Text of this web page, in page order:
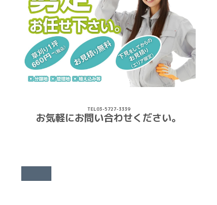
TEL03-5727-3339
お気軽にお問い合わせください。